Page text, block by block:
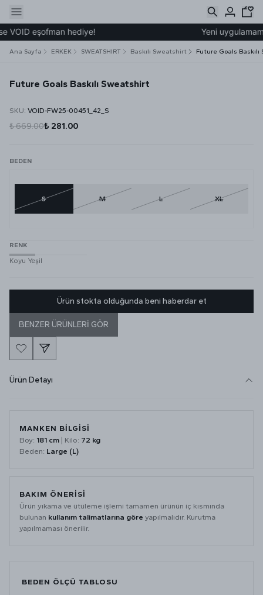
eşofman hediye! Yeni
Ana Sayfa ERKEK SWEATSHIRT Baskılı Sweatshirt Future Goals
Future Goals Baskılı Sweatshirt
SKU: VOID-FW25-00451_42_S
₺ 669.00₺ 281.00
BEDEN
S M L XL
RENK
Koyu Yeşil
Ürün stokta olduğunda beni haberdar et
BENZER ÜRÜNLERİ GÖR
Ürün Detayı
MANKEN BİLGİSİ
Boy: 181 cm | Kilo: 72 kg
Beden: Large (L)
BAKIM ÖNERİSİ
Ürün yıkama ve ütüleme işlemi tamamen ürünün iç kısmında
bulunan kullanım talimatlarına göre yapılmalıdır. Kurutma
yapılmaması önerilir.
BEDEN ÖLÇÜ TABLOSU